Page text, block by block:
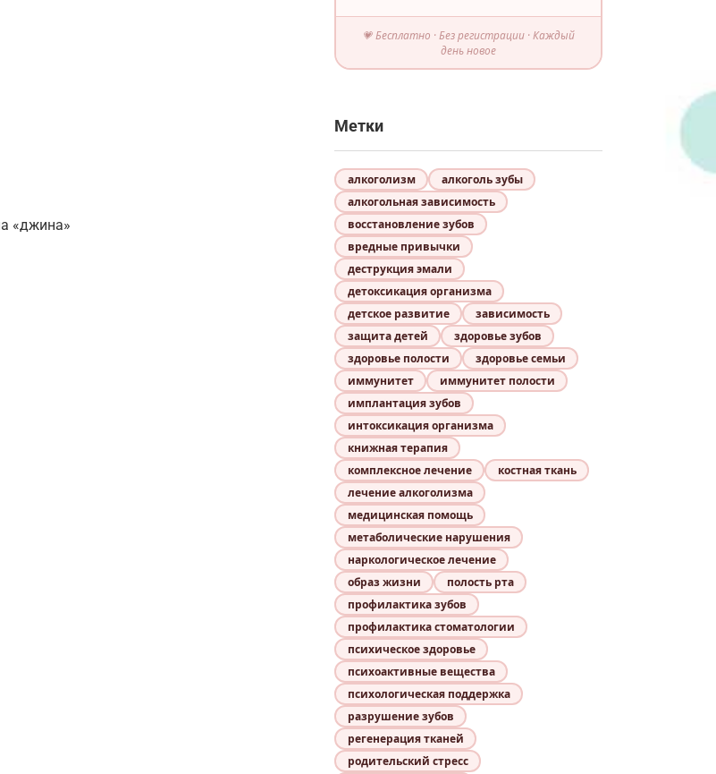
«джина»
💗 Бесплатно · Без регистрации · Каждый
день новое
Метки
алкоголизм
алкоголь зубы
алкогольная зависимость
восстановление зубов
вредные привычки
деструкция эмали
детоксикация организма
детское развитие
зависимость
защита детей
здоровье зубов
здоровье полости
здоровье семьи
иммунитет
иммунитет полости
имплантация зубов
интоксикация организма
книжная терапия
комплексное лечение
костная ткань
лечение алкоголизма
медицинская помощь
метаболические нарушения
наркологическое лечение
образ жизни
полость рта
профилактика зубов
профилактика стоматологии
психическое здоровье
психоактивные вещества
психологическая поддержка
разрушение зубов
регенерация тканей
родительский стресс